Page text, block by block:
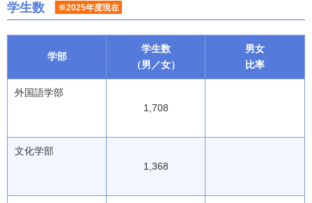
学生数 ※2025年度現在
学部
学生数
（男／女）
男女
比率
外国語学部
1,708
文化学部
1,368